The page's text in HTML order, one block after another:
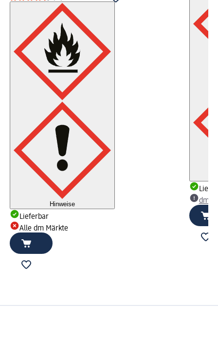
Hinweise
Lieferbar
Alle dm Märkte
dm